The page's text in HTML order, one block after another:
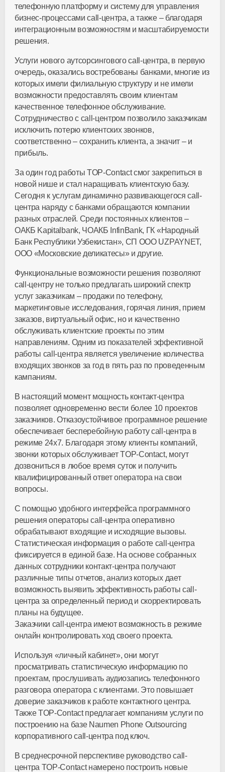
телефонную платформу и систему для управления
бизнес-процессами call-центра, а также – благодаря
интеграционным возможностям и масштабируемости
решения.
Услуги нового аутсорсингового сall-центра, в первую
очередь, оказались востребованы банками, многие из
которых имели филиальную структуру и не имели
возможности предоставлять своим клиентам
качественное телефонное обслуживание.
Сотрудничество с call-центром позволило заказчикам
исключить потерю клиентских звонков,
соответственно – сохранить клиента, а значит – и
прибыль.
За один год работы TOP-Contact смог закрепиться в
новой нише и стал наращивать клиентскую базу.
Сегодня к услугам динамично развивающегося call-
центра наряду с банками обращаются компании
разных отраслей. Среди постоянных клиентов –
ОАКБ Kapitalbank, ЧОАКБ InfinBank, ГК «Народный
Банк Республики Узбекистан», СП OOO UZPAYNET,
OOO «Московские деликатесы» и другие.
Функциональные возможности решения позволяют
call-центру не только предлагать широкий спектр
услуг заказчикам – продажи по телефону,
маркетинговые исследования, горячая линия, прием
заказов, виртуальный офис, но и качественно
обслуживать клиентские проекты по этим
направлениям. Одним из показателей эффективной
работы call-центра является увеличение количества
входящих звонков за год в пять раз по проведенным
кампаниям.
В настоящий момент мощность контакт-центра
позволяет одновременно вести более 10 проектов
заказчиков. Отказоустойчивое программное решение
обеспечивает бесперебойную работу call-центра в
режиме 24х7. Благодаря этому клиенты компаний,
звонки которых обслуживает TOP-Contact, могут
дозвониться в любое время суток и получить
квалифицированный ответ оператора на свои
вопросы.
С помощью удобного интерфейса программного
решения операторы call-центра оперативно
обрабатывают входящие и исходящие вызовы.
Статистическая информация о работе call-центра
фиксируется в единой базе. На основе собранных
данных сотрудники контакт-центра получают
различные типы отчетов, анализ которых дает
возможность выявить эффективность работы call-
центра за определенный период и скорректировать
планы на будущее.
Заказчики call-центра имеют возможность в режиме
онлайн контролировать ход своего проекта.
Используя «личный кабинет», они могут
просматривать статистическую информацию по
проектам, прослушивать аудиозапись телефонного
разговора оператора с клиентами. Это повышает
доверие заказчиков к работе контактного центра.
Также TOP-Contact предлагает компаниям услуги по
построению на базе Naumen Phone Outsourcing
корпоративного call-центра под ключ.
В среднесрочной перспективе руководство call-
центра TOP-Contact намерено построить новые